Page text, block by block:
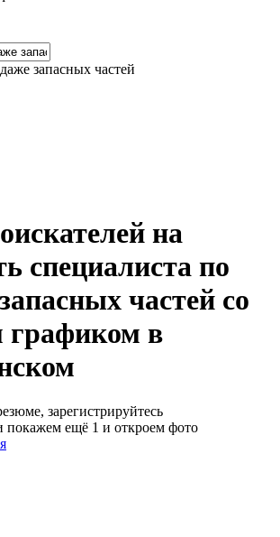
запасных частей
на
специалиста по
частей со
в
зарегистрируйтесь
покажем ещё 1 и откроем фото